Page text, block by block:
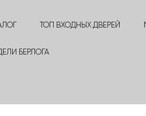
ТОП ВХОДНЫХ ДВЕРЕЙ
БЕРЛОГА